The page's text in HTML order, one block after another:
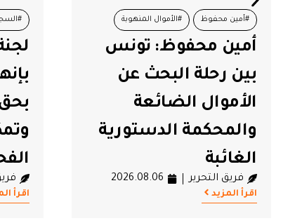
المنهوبة
تونس
عن
2026.08.06
#السجن
#لجنة العدالة
لجنة العدالة تطالب
بإنهاء الإهمال الطبي
بحق شوقي الطبيب
وتمكينه فورا من
الفحوصات الطبية
فريق التحرير 2026.08.06